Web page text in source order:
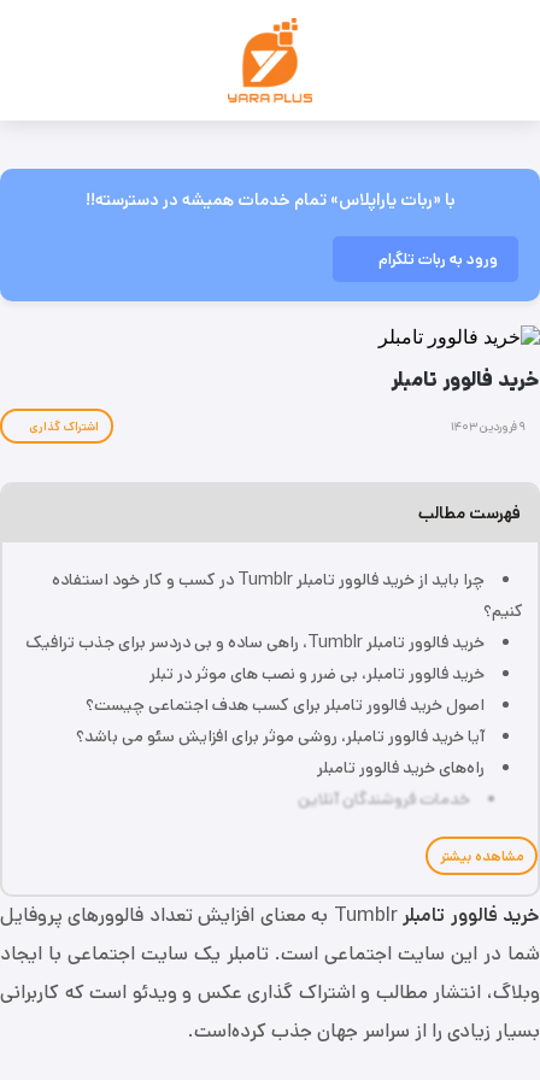
با «ربات یاراپلاس» تمام خدمات همیشه در دسترسته!!
ورود به ربات تلگرام
خرید فالوور تامبلر
۹ فروردین ۱۴۰۳ اشتراک گذاری
فهرست مطالب
چرا باید از خرید فالوور تامبلر Tumblr در کسب و کار خود استفاده
کنیم؟
خرید فالوور تامبلر Tumblr، راهی ساده و بی دردسر برای جذب ترافیک
خرید فالوور تامبلر، بی ضرر و نصب های موثر در تبلر
اصول خرید فالوور تامبلر برای کسب هدف اجتماعی چیست؟
آیا خرید فالوور تامبلر، روشی موثر برای افزایش سئو می باشد؟
راه‌های خرید فالوور تامبلر
خدمات فروشندگان آنلاین
مشاهده بیشتر
خرید فالوور تامبلر
Tumblr به معنای افزایش تعداد فالوورهای پروفایل
شما در این سایت اجتماعی است. تامبلر یک سایت اجتماعی با ایجاد
وبلاگ، انتشار مطالب و اشتراک گذاری عکس و ویدئو است که کاربرانی
بسیار زیادی را از سراسر جهان جذب کرده‌است.